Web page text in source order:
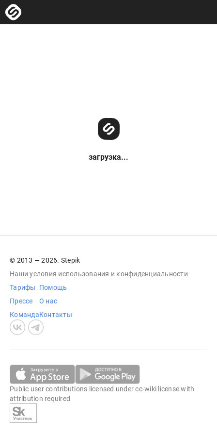
загрузка...
© 2013 — 2026. Stepik
Наши условия использования и конфиденциальности
Тарифы
Прессе
Команда
Помощь
О нас
Контакты
Public user contributions licensed undercc-wiki license with
attribution required